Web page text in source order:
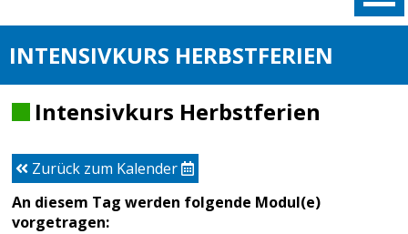
INTENSIVKURS HERBSTFERIEN
Intensivkurs Herbstferien
Zurück zum Kalender
An diesem Tag werden folgende Modul(e)
vorgetragen: